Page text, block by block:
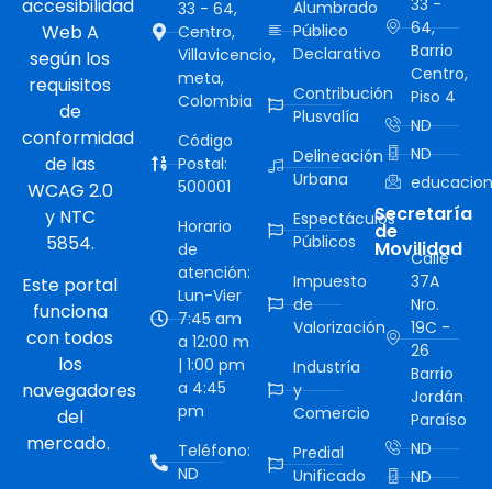
accesibilidad
Web A
según los
requisitos
de
conformidad
de las
WCAG 2.0
y NTC
5854.
Este portal
funciona
con todos
los
navegadores
del
mercado.
33 - 64,
Centro,
Villavicencio,
meta,
Colombia
Código
Postal:
500001
Horario
de
atención:
Lun-Vier
7:45 am
a 12:00 m
| 1:00 pm
a 4:45
pm
Teléfono:
ND
Alumbrado
Público
Declarativo
Contribución
Plusvalía
Delineación
Urbana
Espectáculos
Públicos
Impuesto
de
Valorización
Industría
y
Comercio
Predial
Unificado
64,
Barrio
Centro,
Piso 4
ND
ND
Secretaría
de
Movilidad
Calle
37A
Nro.
19C -
26
Barrio
Jordán
Paraíso
ND
ND